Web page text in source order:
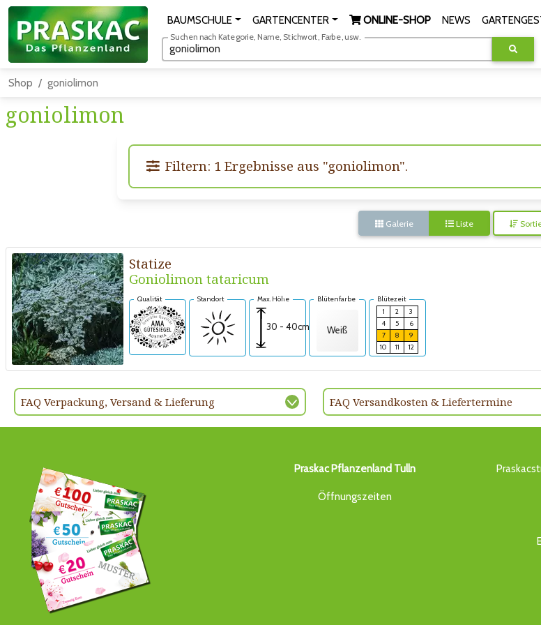
BAUMSCHULE GARTENCENTER ONLINE-SHOP NEWS
Suchen nach Kategorie, Name, Stichwort, Farbe, usw.
Shop goniolimon
goniolimon
Filtern: 1 Ergebnisse aus "goniolimon".
Galerie Liste
Statize
Goniolimon tataricum
Qualität Standort Max. Höhe
30 - 40cm
Blütenfarbe
Weiß
Blütezeit
1
2
3
4
5
6
7
8
9
10
11 12
FAQ Verpackung, Versand & Lieferung FAQ Versandkosten & Liefertermine
Praskac Pflanzenland Tulln
Öffnungszeiten